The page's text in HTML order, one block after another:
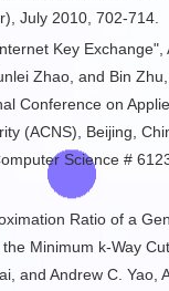
July 2010, 702-714.
Key Exchange",
Zhao, and Bin
Conference on
(ACNS), Beijing,
Science #
Ratio of a
Minimum k-Way
and Andrew C. Yao,